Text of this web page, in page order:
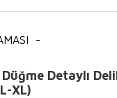
-
Detaylı
XL)